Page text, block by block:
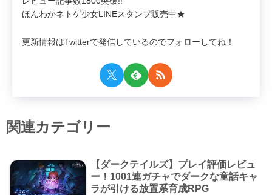
ほんわかネトゲ少女LINEスタンプ販売中★
更新情報はTwitterで発信しているのでフォローしてね！
関連カテゴリー
【ダークテイルズ】プレイ評価レビュ
ー！1001連ガチャでダークな童話キャ
ラが引ける放置系育成RPG